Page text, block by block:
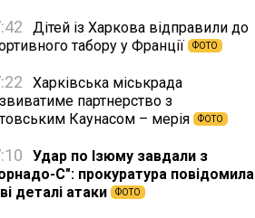
Дітей із Харкова відправили до
табору у Франції
ФОТО
Харківська міськрада
партнерство з
Каунасом – мерія
ФОТО
Удар по Ізюму завдали з
С": прокуратура повідомила
деталі атаки
ФОТО